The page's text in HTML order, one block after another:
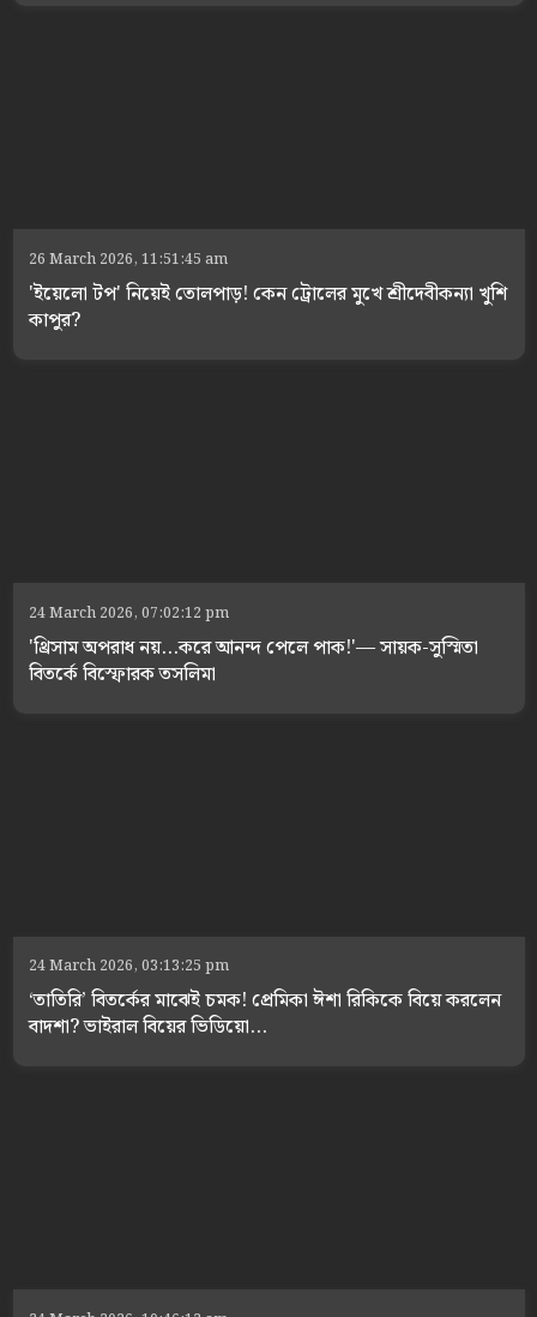
26 March 2026, 11:51:45 am
'ইয়েলো টপ' নিয়েই তোলপাড়! কেন ট্রোলের মুখে শ্রীদেবীকন্যা খুশি
কাপুর?
24 March 2026, 07:02:12 pm
'থ্রিসাম অপরাধ নয়...করে আনন্দ পেলে পাক!'— সায়ক-সুস্মিতা
বিতর্কে বিস্ফোরক তসলিমা
24 March 2026, 03:13:25 pm
‘তাতিরি’ বিতর্কের মাঝেই চমক! প্রেমিকা ঈশা রিকিকে বিয়ে করলেন
বাদশা? ভাইরাল বিয়ের ভিডিয়ো...